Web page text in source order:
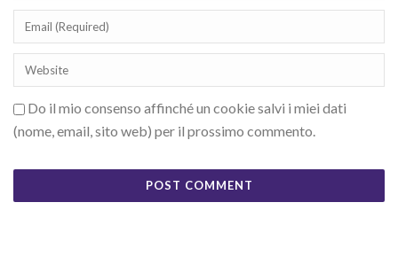
Do il mio consenso affinché un cookie salvi i miei dati
(nome, email, sito web) per il prossimo commento.